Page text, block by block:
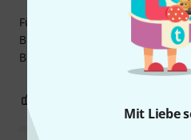
Mit Liebe
Für 1,90€ ist diese Blende echt
Buchse passt rein aber naja
Blende die Bewertungen durch.